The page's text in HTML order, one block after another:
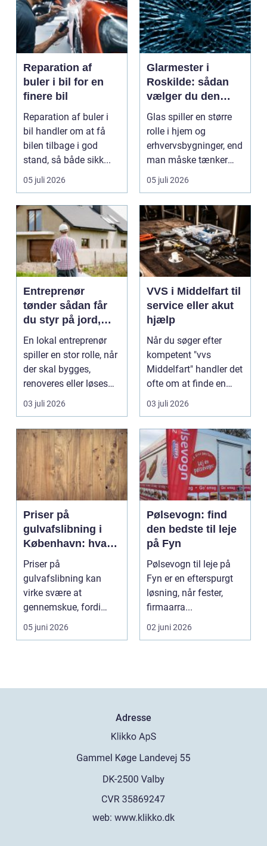
Reparation af
buler i bil for en
finere bil
Reparation af buler i
bil handler om at få
bilen tilbage i god
stand, så både sikk...
05 juli 2026
Glarmester i
Roskilde: sådan
vælger du den
rette fagmand til
dine glasopgaver
Glas spiller en større
rolle i hjem og
erhvervsbygninger, end
man måske tænker
ov...
05 juli 2026
Entreprenør
tønder sådan får
du styr på jord,
dræn og kloak
En lokal entreprenør
spiller en stor rolle, når
der skal bygges,
renoveres eller løses
problemer und...
03 juli 2026
VVS i Middelfart til
service eller akut
hjælp
Når du søger efter
kompetent "vvs
Middelfart" handler det
ofte om at finde en
lokal, fa...
03 juli 2026
Priser på
gulvafslibning i
København: hvad
koster det
egentlig?
Priser på
gulvafslibning kan
virke svære at
gennemskue, fordi
mange faktorer spiller
ind...
05 juni 2026
Pølsevogn: find
den bedste til leje
på Fyn
Pølsevogn til leje på
Fyn er en efterspurgt
løsning, når fester,
firmaarra...
02 juni 2026
Adresse
web: www.klikko.dk